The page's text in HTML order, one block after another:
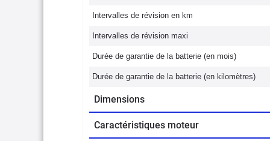
Intervalles de révision en km
Intervalles de révision maxi
Durée de garantie de la batterie (en mois)
Durée de garantie de la batterie (en kilomètres)
Dimensions
Caractéristiques moteur